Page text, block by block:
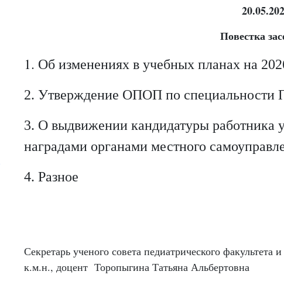
Повестка
1. Об изменениях в учебных планах на
2. Утверждение ОПОП по специальности
3. О выдвижении кандидатуры работника
наградами органами местного
4. Разное
Секретарь ученого совета педиатрического факультета
к.м.н., доцент Торопыгина Татьяна Альбертовна